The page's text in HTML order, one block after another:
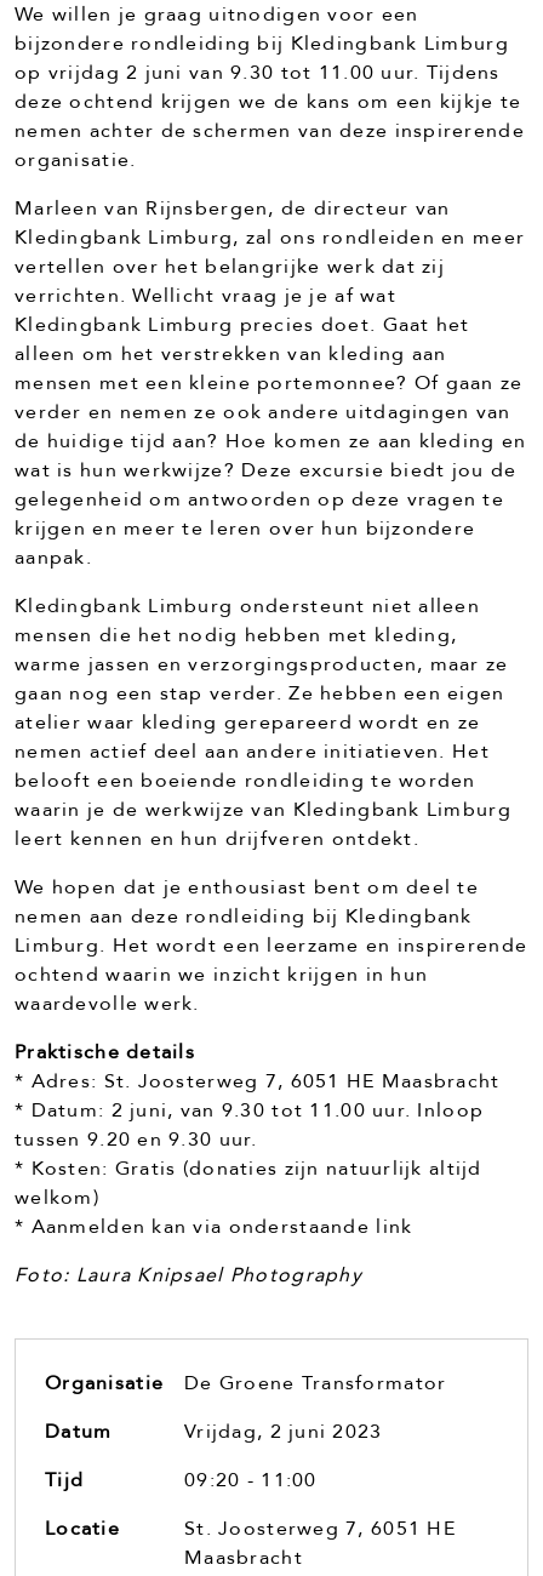
We willen je graag uitnodigen voor een
bijzondere rondleiding bij Kledingbank Limburg
op vrijdag 2 juni van 9.30 tot 11.00 uur. Tijdens
deze ochtend krijgen we de kans om een kijkje te
nemen achter de schermen van deze inspirerende
organisatie.
Marleen van Rijnsbergen, de directeur van
Kledingbank Limburg, zal ons rondleiden en meer
vertellen over het belangrijke werk dat zij
verrichten. Wellicht vraag je je af wat
Kledingbank Limburg precies doet. Gaat het
alleen om het verstrekken van kleding aan
mensen met een kleine portemonnee? Of gaan ze
verder en nemen ze ook andere uitdagingen van
de huidige tijd aan? Hoe komen ze aan kleding en
wat is hun werkwijze? Deze excursie biedt jou de
gelegenheid om antwoorden op deze vragen te
krijgen en meer te leren over hun bijzondere
aanpak.
Kledingbank Limburg ondersteunt niet alleen
mensen die het nodig hebben met kleding,
warme jassen en verzorgingsproducten, maar ze
gaan nog een stap verder. Ze hebben een eigen
atelier waar kleding gerepareerd wordt en ze
nemen actief deel aan andere initiatieven. Het
belooft een boeiende rondleiding te worden
waarin je de werkwijze van Kledingbank Limburg
leert kennen en hun drijfveren ontdekt.
We hopen dat je enthousiast bent om deel te
nemen aan deze rondleiding bij Kledingbank
Limburg. Het wordt een leerzame en inspirerende
ochtend waarin we inzicht krijgen in hun
waardevolle werk.
Praktische details
* Adres: St. Joosterweg 7, 6051 HE Maasbracht
* Datum: 2 juni, van 9.30 tot 11.00 uur. Inloop
tussen 9.20 en 9.30 uur.
* Kosten: Gratis (donaties zijn natuurlijk altijd
welkom)
* Aanmelden kan via onderstaande link
Foto: Laura Knipsael Photography
Organisatie
De Groene Transformator
Datum
Vrijdag, 2 juni 2023
Tijd
09:20 - 11:00
Locatie
St. Joosterweg 7, 6051 HE
Maasbracht